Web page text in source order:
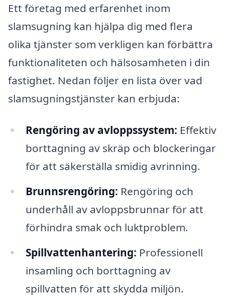
Ett företag med erfarenhet inom
slamsugning kan hjälpa dig med flera
olika tjänster som verkligen kan förbättra
funktionaliteten och hälsosamheten i din
fastighet. Nedan följer en lista över vad
slamsugningstjänster kan erbjuda:
Rengöring av avloppssystem: Effektiv
borttagning av skräp och blockeringar
för att säkerställa smidig avrinning.
Brunnsrengöring: Rengöring och
underhåll av avloppsbrunnar för att
förhindra smak och luktproblem.
Spillvattenhantering: Professionell
insamling och borttagning av
spillvatten för att skydda miljön.